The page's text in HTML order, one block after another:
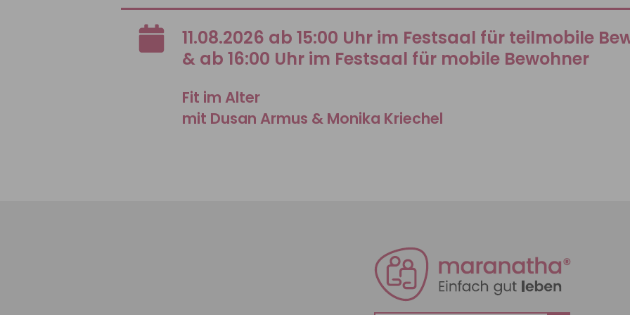
11.08.2026 ab 15:00 Uhr im Festsaal für teilmobile
& ab 16:00 Uhr im Festsaal für mobile Bewohner
Fit im Alter
mit Dusan Armus & Monika Kriechel